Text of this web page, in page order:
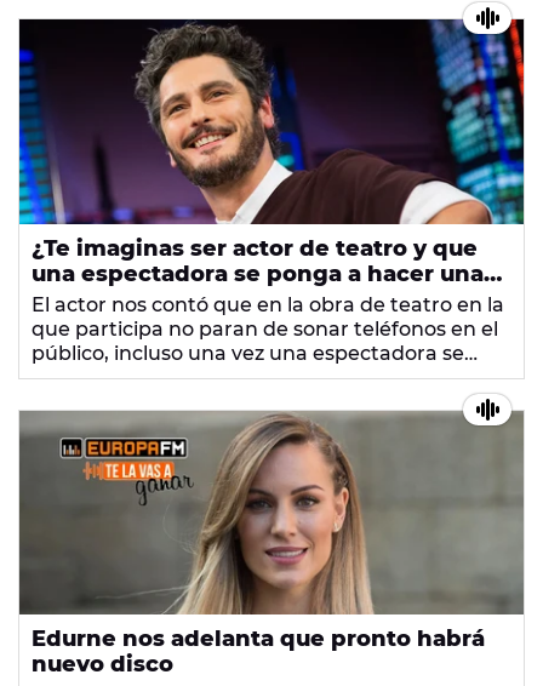
¿Te imaginas ser actor de teatro y que
una espectadora se ponga a hacer una
videollamada en mitad de la función?
El actor nos contó que en la obra de teatro en la
que participa no paran de sonar teléfonos en el
público, incluso una vez una espectadora se
puso a hacer una videollamada con la obra en
Edurne nos adelanta que pronto habrá
nuevo disco